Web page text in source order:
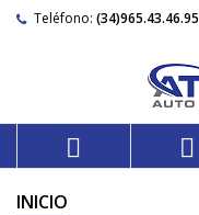
Teléfono: (34)965.43.46.95
 
INICIO